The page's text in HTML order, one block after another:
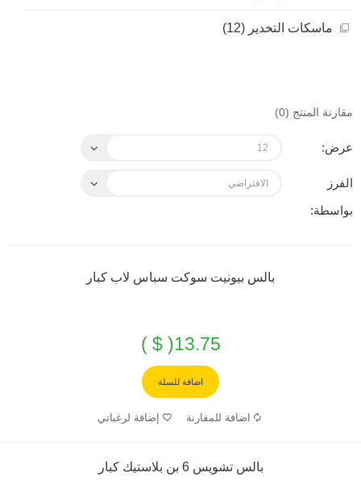
ماسكات التخدير (12)
مقارنة المنتج (0)
عرض:
الفرز
بواسطة:
بالس بيونيت سوكت سباس لاب كبار
13.75( $ )
اضافة للسلة
اضافة للمقارنة إضافة لرغباتي
بالس تشويس 6 بن بلاستيك كبار